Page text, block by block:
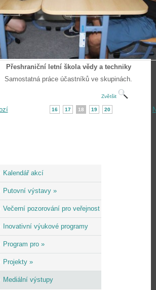
Kalendář akcí
Putovní výstavy »
Večerní pozorování pro veřejnost
Inovativní výukové programy
Program pro »
Projekty »
Mediální výstupy
Přeshraniční letní škola vědy a techniky
Samostatná práce účastníků ve skupinách.
Zvětšit
16 17 18 19 20